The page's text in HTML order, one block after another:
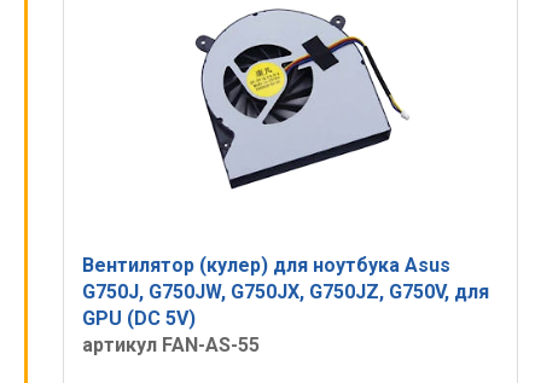
Вентилятор (кулер) для ноутбука Asus
G750J, G750JW, G750JX, G750JZ, G750V, для
GPU (DC 5V)
артикул FAN-AS-55